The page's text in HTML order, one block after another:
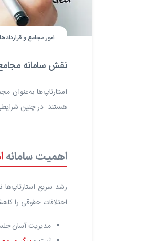
امور مجامع و قراردادها
نقش سامانه مجامع
استارتاپ‌ها به‌عنوان
هستند. در چنین
اهمیت سامانه
رشد سریع استارتاپ‌ها
اختلافات حقوقی را
مدیریت آسان